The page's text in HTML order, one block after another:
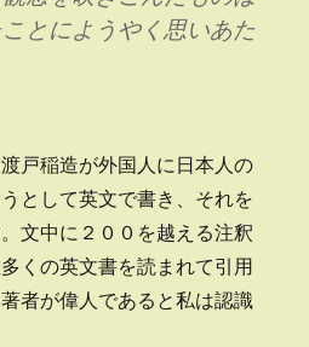
とにようやく思いあた
戸稲造が外国人に日本人の
として英文で書き、それを
文中に２００を越える注釈
くの英文書を読まれて引用
者が偉人であると私は認識